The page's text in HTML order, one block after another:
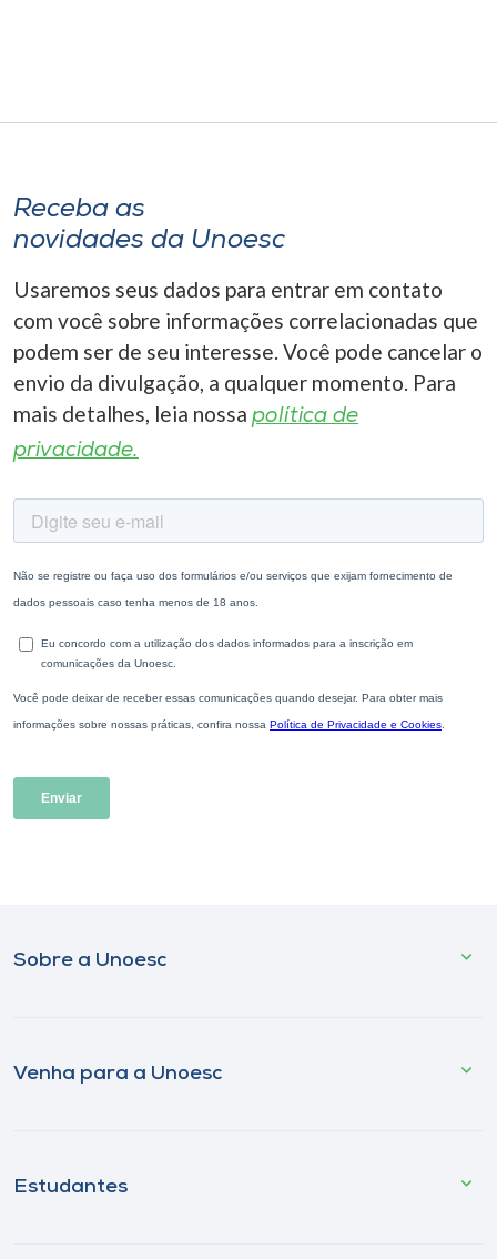
Receba as
novidades da Unoesc
Usaremos seus dados para entrar em contato
com você sobre informações correlacionadas que
podem ser de seu interesse. Você pode cancelar o
envio da divulgação, a qualquer momento. Para
mais detalhes, leia nossa política de
privacidade.
Sobre a Unoesc
Venha para a Unoesc
Estudantes